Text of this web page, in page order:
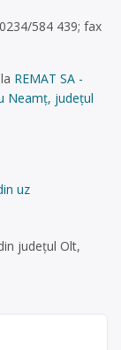
584 439; fax
REMAT SA -
Neamț, județul
uz
județul Olt,